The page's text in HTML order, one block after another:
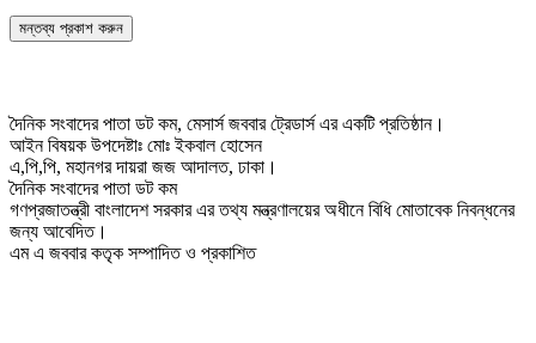
দৈনিক সংবাদের পাতা ডট কম, মেসার্স জববার ট্রেডার্স এর একটি প্রতিষ্ঠান।
আইন বিষয়ক উপদেষ্টাঃ মোঃ ইকবাল হোসেন
এ,পি,পি, মহানগর দায়রা জজ আদালত, ঢাকা।
দৈনিক সংবাদের পাতা ডট কম
গণপ্রজাতন্ত্রী বাংলাদেশ সরকার এর তথ্য মন্ত্রণালয়ের অধীনে বিধি মোতাবেক নিবন্ধনের
জন্য আবেদিত।
এম এ জববার কতৃক সম্পাদিত ও প্রকাশিত